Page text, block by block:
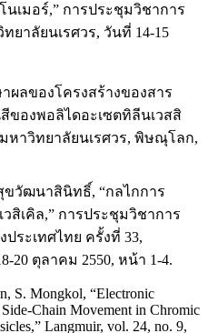
เมอร์,” การประชุมวิชาการ
ยาลัยนเรศวร, วันที่ 14-15
ลของโครงสร้างของสาร
ของพอลิไดอะเซตทิลีนเวสสิ
หาวิทยาลัยนเรศวร, พิษณุโลก,
วัฒนาสินิทธิ์, “กลไกการ
สิเคิล,” การประชุมวิชาการ
ระเทศไทย ครั้งที่ 33,
ตุลาคม 2550, หน้า 1-4.
S. Mongkol, “Electronic
Chain Movement in Chromic
Langmuir, vol. 24, no. 9,